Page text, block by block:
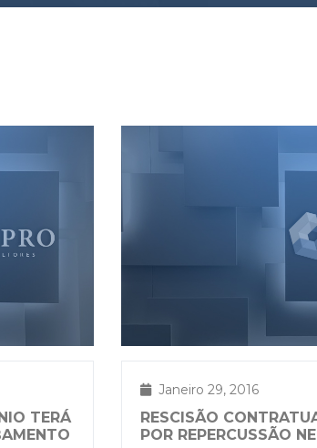
TERÁ
Janeiro 29, 2016
RESCISÃO
POR REPERCUSSÃO